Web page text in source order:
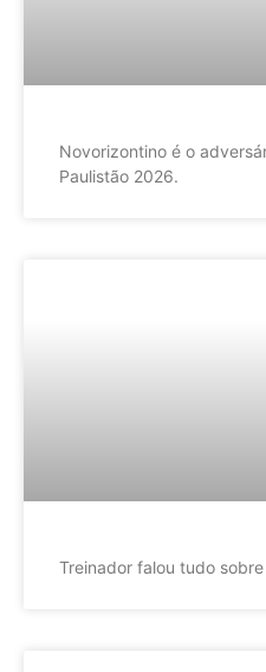
Novorizontino é o
Paulistão 2026.
Treinador falou tudo